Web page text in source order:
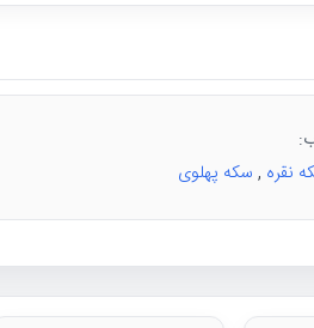
نقره , سکه پهلوی